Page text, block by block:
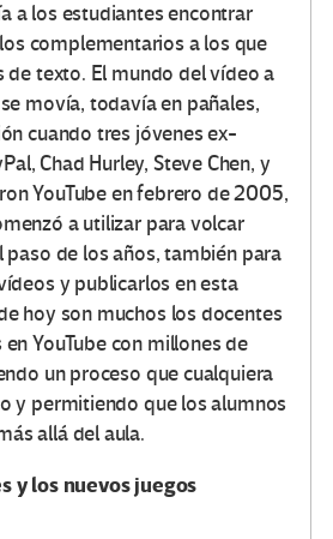
a los estudiantes encontrar
complementarios a los que
de texto. El mundo del vídeo a
movía, todavía en pañales,
cuando tres jóvenes ex-
Chad Hurley, Steve Chen, y
YouTube en febrero de 2005,
a utilizar para volcar
paso de los años, también para
y publicarlos en esta
hoy son muchos los docentes
YouTube con millones de
un proceso que cualquiera
y permitiendo que los alumnos
allá del aula.
y los nuevos juegos